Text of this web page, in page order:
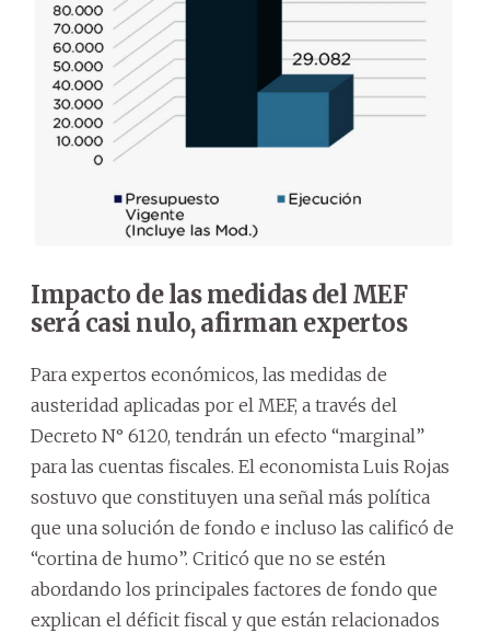
Impacto de las medidas del MEF
será casi nulo, afirman expertos
Para expertos económicos, las medidas de
austeridad aplicadas por el MEF, a través del
Decreto N° 6120, tendrán un efecto “marginal”
para las cuentas fiscales. El economista Luis Rojas
sostuvo que constituyen una señal más política
que una solución de fondo e incluso las calificó de
“cortina de humo”. Criticó que no se estén
abordando los principales factores de fondo que
explican el déficit fiscal y que están relacionados